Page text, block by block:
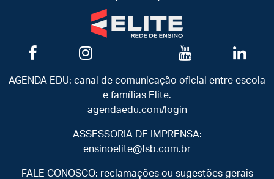
AGENDA EDU: canal de comunicação oficial entre escola
e famílias Elite.
agendaedu.com/login
ASSESSORIA DE IMPRENSA:
ensinoelite@fsb.com.br
FALE CONOSCO: reclamações ou sugestões gerais